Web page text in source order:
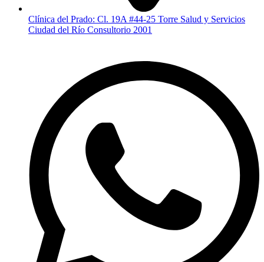
Clínica del Prado: Cl. 19A #44-25 Torre Salud y Servicios
Ciudad del Río Consultorio 2001